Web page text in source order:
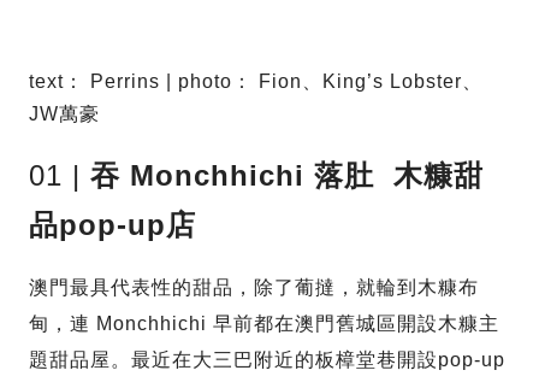
text： Perrins | photo： Fion、King’s Lobster、
JW萬豪
01 | 吞 Monchhichi 落肚
木糠甜
品pop-up店
澳門最具代表性的甜品，除了葡撻，就輪到木糠布
甸，連 Monchhichi 早前都在澳門舊城區開設木糠主
題甜品屋。最近在大三巴附近的板樟堂巷開設pop-up